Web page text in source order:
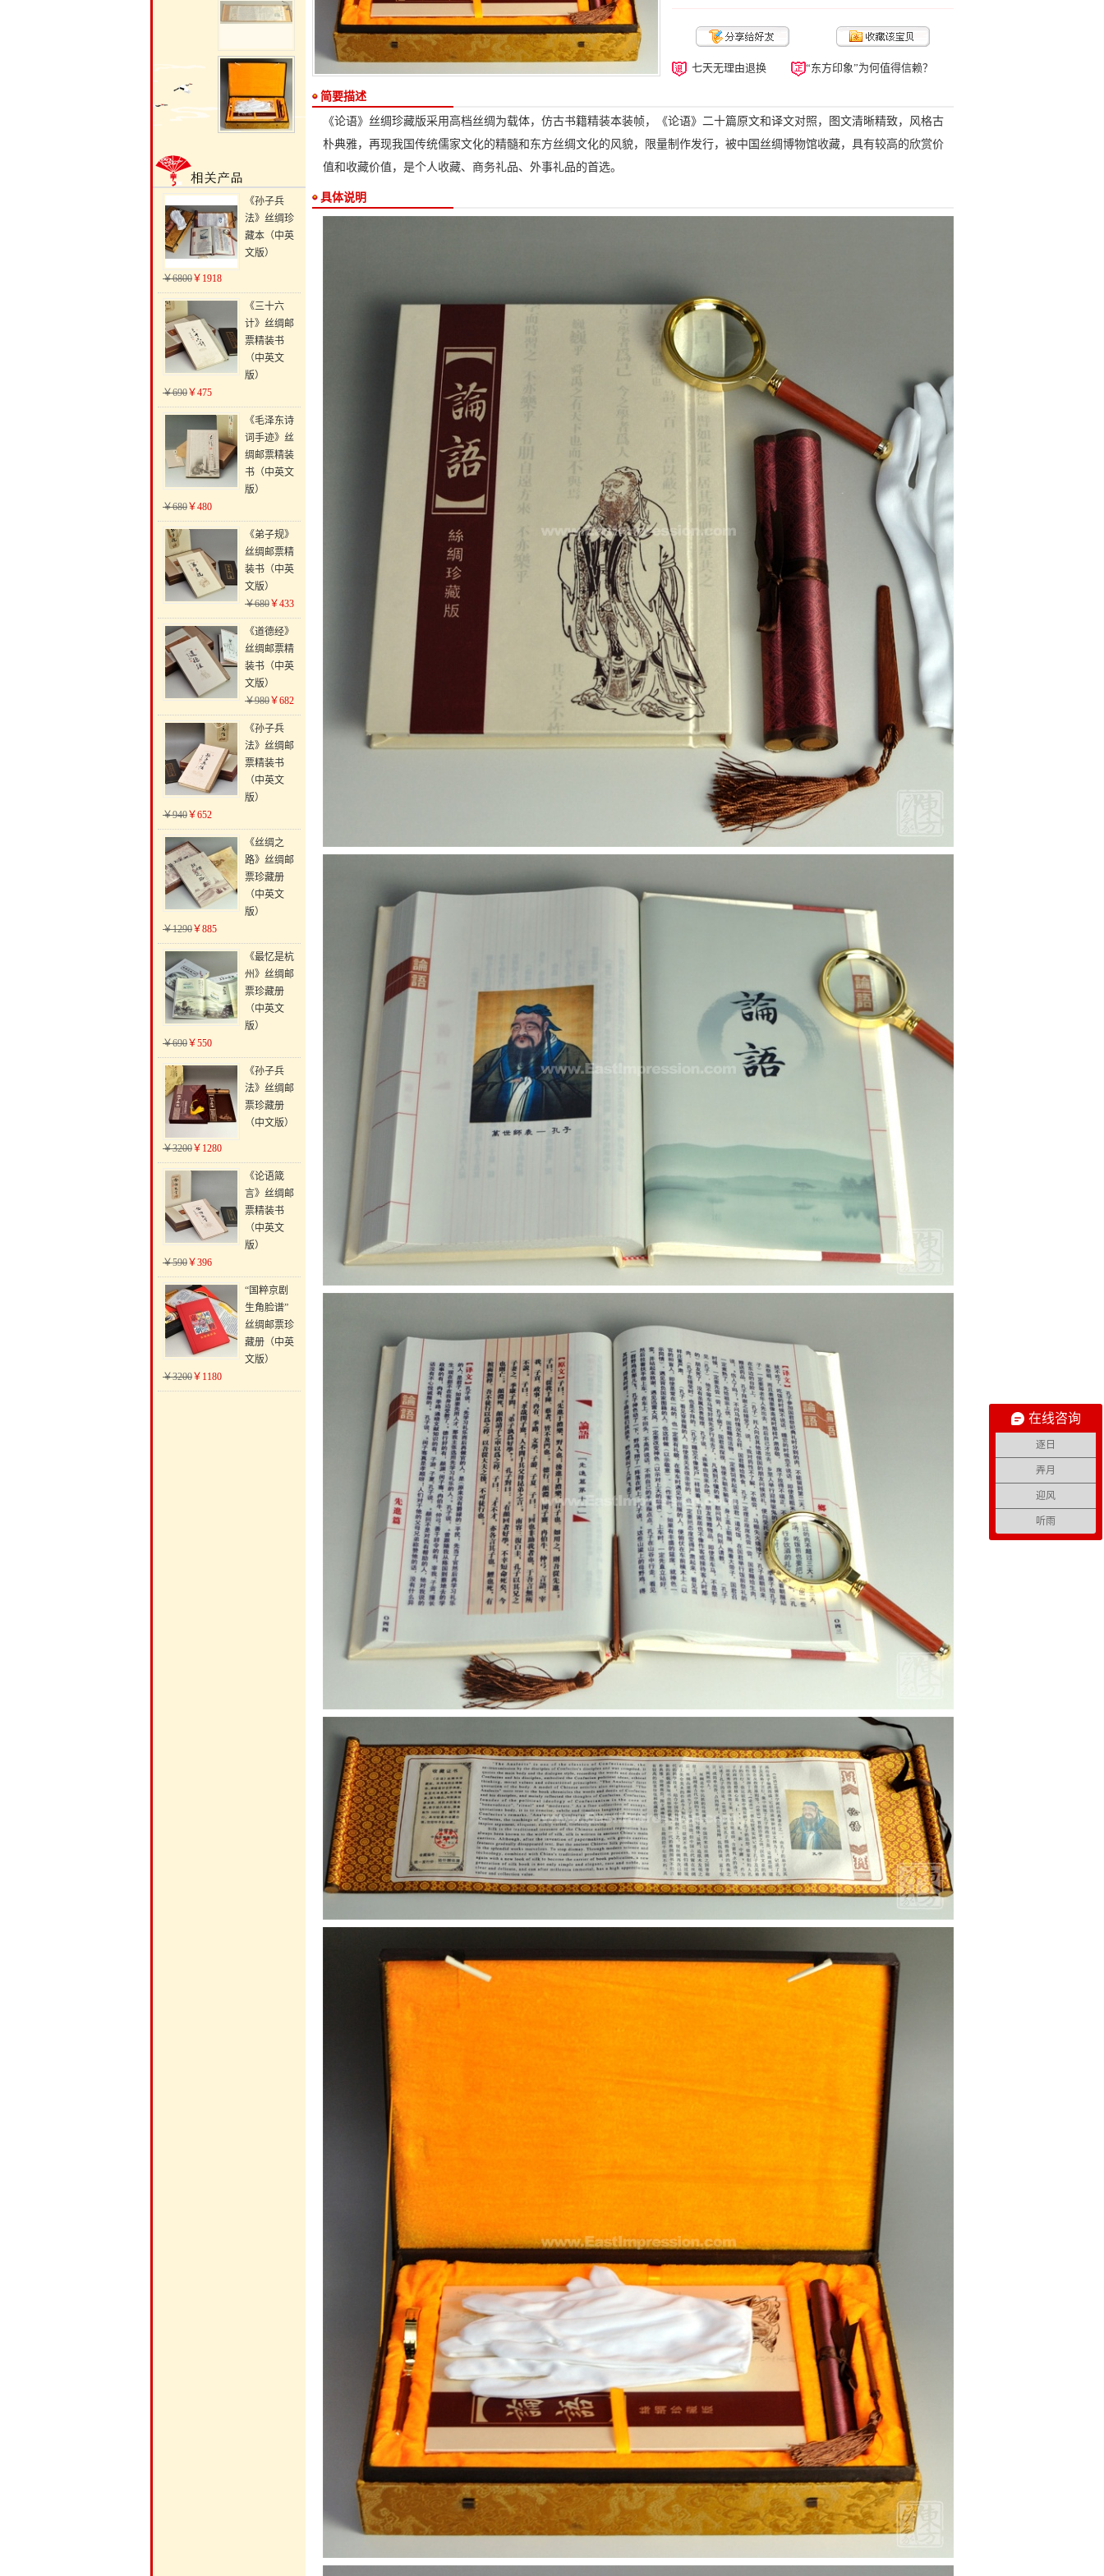
《孙子兵
法》丝绸珍
藏本（中英
文版）
￥6800￥1918
《三十六
计》丝绸邮
票精装书
（中英文
版）
￥690￥475
《毛泽东诗
词手迹》丝
绸邮票精装
书（中英文
版）
￥680￥480
《弟子规》
丝绸邮票精
装书（中英
文版）
￥680￥433
《道德经》
丝绸邮票精
装书（中英
文版）
￥980￥682
《孙子兵
法》丝绸邮
票精装书
（中英文
版）
￥940￥652
《丝绸之
路》丝绸邮
票珍藏册
（中英文
版）
￥1290￥885
《最忆是杭
州》丝绸邮
票珍藏册
（中英文
版）
￥690￥550
《孙子兵
法》丝绸邮
票珍藏册
（中文版）
￥3200￥1280
《论语箴
言》丝绸邮
票精装书
（中英文
版）
￥590￥396
“国粹京剧
生角脸谱”
丝绸邮票珍
藏册（中英
文版）
￥3200￥1180
七天无理由退换 “东方印象”为何值得信赖？
简要描述
《论语》丝绸珍藏版采用高档丝绸为载体，仿古书籍精装本装帧，《论语》二十篇原文和译文对照，图文清晰精致，风格古
朴典雅，再现我国传统儒家文化的精髓和东方丝绸文化的风貌，限量制作发行，被中国丝绸博物馆收藏，具有较高的欣赏价
值和收藏价值，是个人收藏、商务礼品、外事礼品的首选。
具体说明
在线咨询
逐日
弄月
迎风
听雨